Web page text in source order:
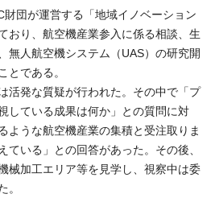
団が運営する「地域イノベーション
おり、航空機産業参入に係る相談、生
無人航空機システム（UAS）の研究開
とである。
活発な質疑が行われた。その中で「プ
している成果は何か」との質問に対
ような航空機産業の集積と受注取りま
ている」との回答があった。その後、
械加工エリア等を見学し、視察中は委
。